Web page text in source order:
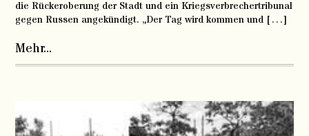
die Rückeroberung der Stadt und ein Kriegsverbrechertribunal
gegen Russen angekündigt. „Der Tag wird kommen und […]
Mehr...